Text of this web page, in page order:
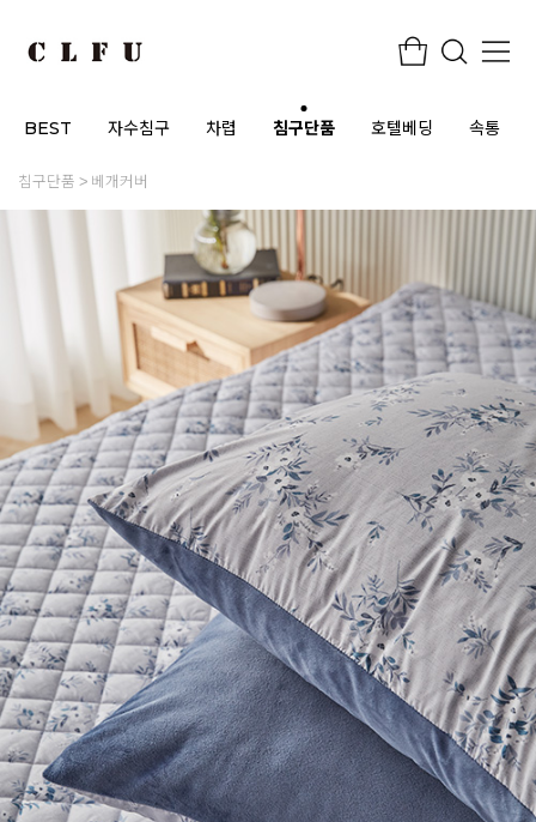
BEST 자수침구 차렵 침구단품 호텔베딩 속통
침구단품 베개커버